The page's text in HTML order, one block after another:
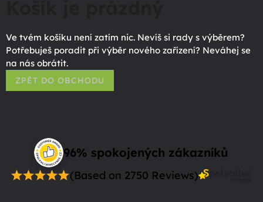
Ve tvém košíku není zatím nic. Nevíš si rady s výběrem?
Potřebuješ poradit při výběr nového zařízení? Neváhej se
na nás obrátit.
ZPĚT DO OBCHODU
96% spokojených zákazníků
(Based on 2750 Reviews)